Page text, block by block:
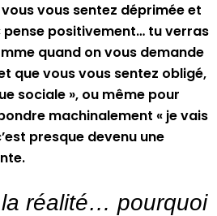
vous sentez déprimée et
pense positivement… tu verras
quand on vous demande
que vous vous sentez obligé,
sociale », ou même pour
machinalement « je vais
presque devenu une
réalité… pourquoi